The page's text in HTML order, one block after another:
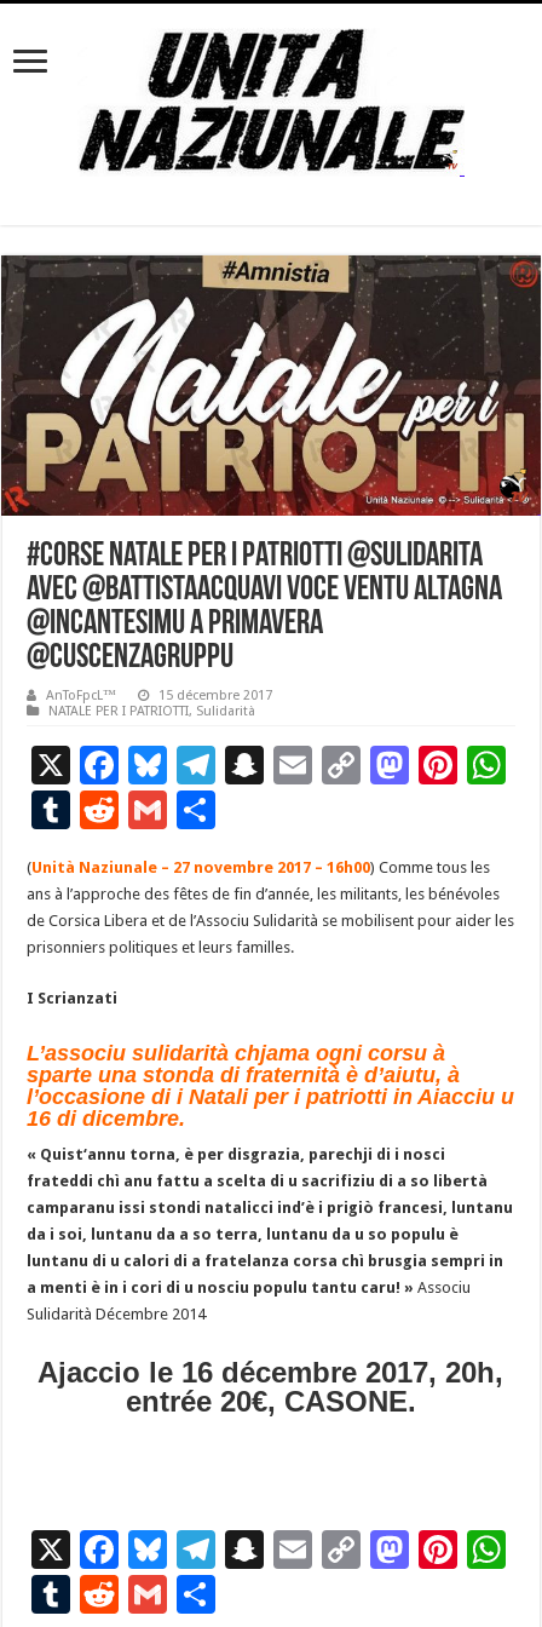
#Corse Natale Per I Patriotti @sulidarita
avec @BattistaAcquavi Voce Ventu Altagna
@incantesimu A Primavera
@CuscenzaGruppu
AnToFpcL™
15 décembre 2017
NATALE PER I PATRIOTTI, Sulidarità
X
F
ac
e
b
o
o
Bl
u
es
ky
T
gr
a
m
S
p
c
h
E
l
C
y
Li
M
d
o
Pi
es
t
p
T
u
m
bl
r
R
d
di
t
G
ai
l
ar
ta
g
er
(Unità Naziunale – 27 novembre 2017 – 16h00) Comme tous les
ans à l’approche des fêtes de fin d’année, les militants, les bénévoles
de Corsica Libera et de l’Associu Sulidarità se mobilisent pour aider les
prisonniers politiques et leurs familles.
I Scrianzati
L’associu sulidarità chjama ogni corsu à
sparte una stonda di fraternità è d’aiutu, à
l’occasione di i Natali per i patriotti in Aiacciu u
16 di dicembre.
« Quist‘annu torna, è per disgrazia, parechji di i nosci
frateddi chì anu fattu a scelta di u sacrifiziu di a so libertà
camparanu issi stondi natalicci ind’è i prigiò francesi, luntanu
da i soi, luntanu da a so terra, luntanu da u so populu è
luntanu di u calori di a fratelanza corsa chì brusgia sempri in
a menti è in i cori di u nosciu populu tantu caru! » Associu
Sulidarità Décembre 2014
Ajaccio le 16 décembre 2017, 20h,
entrée 20€, CASONE.
X
F
ac
Bl
u
T
S
E
C
M Pi
T
R
G